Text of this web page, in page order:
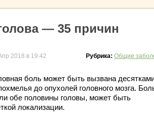
— 35 причин
2018 в 19:42 Рубрика: Общие
боль может быть вызвана
до опухолей головного мозга.
обе половины головы, может быть
локализации.